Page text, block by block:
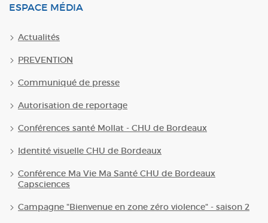
ESPACE MÉDIA
Actualités
PREVENTION
Communiqué de presse
Autorisation de reportage
Conférences santé Mollat - CHU de Bordeaux
Identité visuelle CHU de Bordeaux
Conférence Ma Vie Ma Santé CHU de Bordeaux
Capsciences
Campagne "Bienvenue en zone zéro violence" - saison 2